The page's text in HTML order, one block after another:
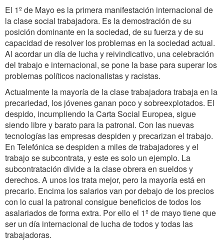
El 1º de Mayo es la primera manifestación internacional de
la clase social trabajadora. Es la demostración de su
posición dominante en la sociedad, de su fuerza y de su
capacidad de resolver los problemas en la sociedad actual.
Al acordar un día de lucha y reivindicativo, una celebración
del trabajo e internacional, se pone la base para superar los
problemas políticos nacionalistas y racistas.
Actualmente la mayoría de la clase trabajadora trabaja en la
precariedad, los jóvenes ganan poco y sobreexplotados. El
despido, incumpliendo la Carta Social Europea, sigue
siendo libre y barato para la patronal. Con las nuevas
tecnologías las empresas despiden y precarizan el trabajo.
En Telefónica se despiden a miles de trabajadores y el
trabajo se subcontrata, y este es solo un ejemplo. La
subcontratación divide a la clase obrera en sueldos y
derechos. A unos los trata mejor, pero la mayoría está en
precario. Encima los salarios van por debajo de los precios
con lo cual la patronal consigue beneficios de todos los
asalariados de forma extra. Por ello el 1º de mayo tiene que
ser un día internacional de lucha de todos y todas las
trabajadoras.